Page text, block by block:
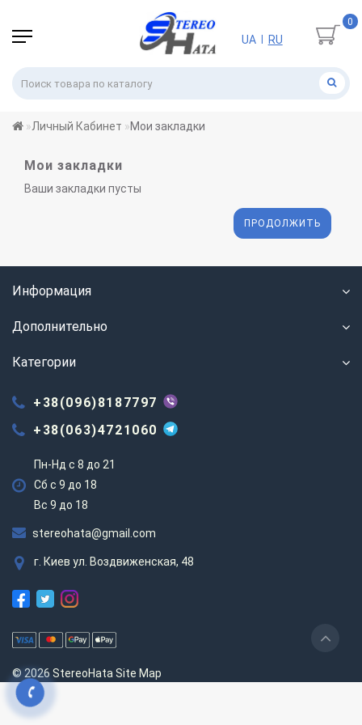
0
UA RU
Личный Кабинет Мои закладки
Мои закладки
Ваши закладки пусты
ПРОДОЛЖИТЬ
Информация
Дополнительно
Категории
+38(096)8187797
+38(063)4721060
Пн-Нд с 8 до 21
Сб с 9 до 18
Вс 9 до 18
stereohata@gmail.com
г. Киев ул. Воздвиженская, 48
© 2026 StereoHataSite Map